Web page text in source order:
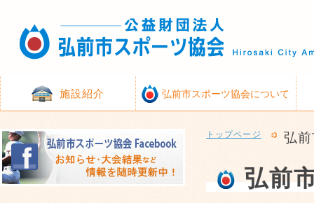
施設紹介 弘前市スポーツ協会について
トップページ 弘
弘前